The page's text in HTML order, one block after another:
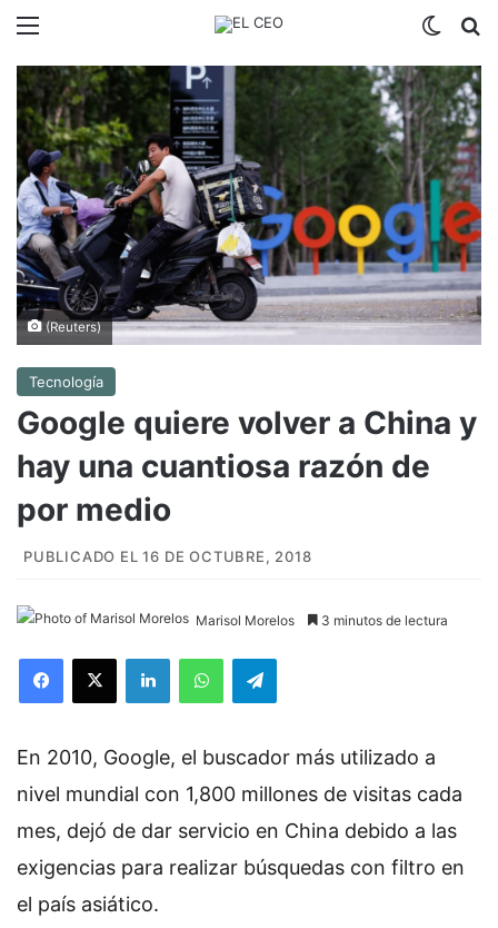
(Reuters)
Tecnología
Google quiere volver a China y
hay una cuantiosa razón de
por medio
PUBLICADO EL 16 DE OCTUBRE, 2018
Marisol Morelos 3 minutos de lectura
En 2010, Google, el buscador más utilizado a
nivel mundial con 1,800 millones de visitas cada
mes, dejó de dar servicio en China debido a las
exigencias para realizar búsquedas con filtro en
el país asiático.